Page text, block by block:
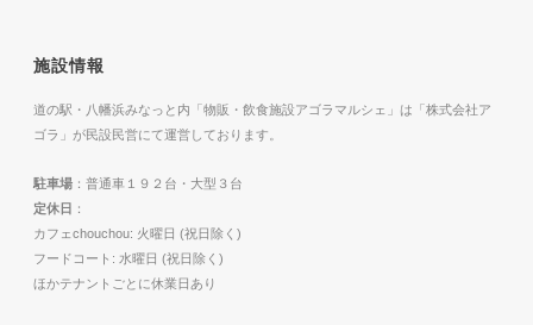
施設情報
道の駅・八幡浜みなっと内「物販・飲食施設アゴラマルシェ」は「株式会社ア
ゴラ」が民設民営にて運営しております。
駐車場 ：普通車１９２台・大型３台
定休日 ：
カフェchouchou: 火曜日 (祝日除く)
フードコート: 水曜日 (祝日除く)
ほかテナントごとに休業日あり